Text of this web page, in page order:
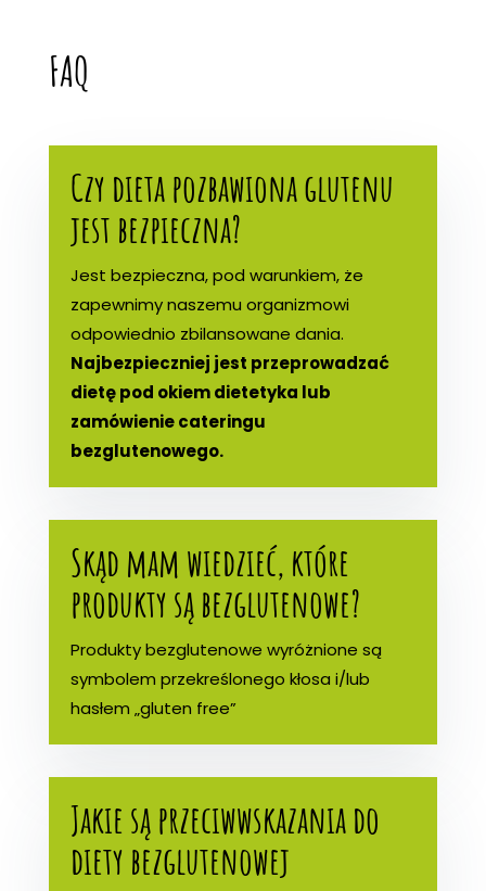
FAQ
Czy dieta pozbawiona glutenu
jest bezpieczna?
Jest bezpieczna, pod warunkiem, że
zapewnimy naszemu organizmowi
odpowiednio zbilansowane dania.
Najbezpieczniej jest przeprowadzać
dietę pod okiem dietetyka lub
zamówienie cateringu
bezglutenowego.
Skąd mam wiedzieć, które
produkty są bezglutenowe?
Produkty bezglutenowe wyróżnione są
symbolem przekreślonego kłosa i/lub
hasłem „gluten free”
Jakie są przeciwwskazania do
diety bezglutenowej